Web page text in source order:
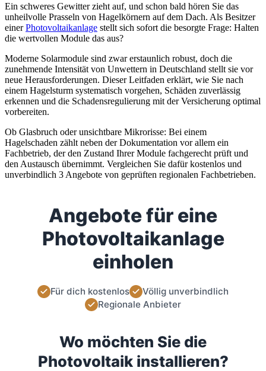
Ein schweres Gewitter zieht auf, und schon bald hören Sie das
unheilvolle Prasseln von Hagelkörnern auf dem Dach. Als Besitzer
einerPhotovoltaikanlage stellt sich sofort die besorgte Frage: Halten
die wertvollen Module das aus?
Moderne Solarmodule sind zwar erstaunlich robust, doch die
zunehmende Intensität von Unwettern in Deutschland stellt sie vor
neue Herausforderungen. Dieser Leitfaden erklärt, wie Sie nach
einem Hagelsturm systematisch vorgehen, Schäden zuverlässig
erkennen und die Schadensregulierung mit der Versicherung optimal
vorbereiten.
Ob Glasbruch oder unsichtbare Mikrorisse: Bei einem
Hagelschaden zählt neben der Dokumentation vor allem ein
Fachbetrieb, der den Zustand Ihrer Module fachgerecht prüft und
den Austausch übernimmt. Vergleichen Sie dafür kostenlos und
unverbindlich 3 Angebote von geprüften regionalen Fachbetrieben.
Angebote für eine
Photovoltaikanlage
einholen
Für dich kostenlos
Völlig unverbindlich
Regionale Anbieter
Wo möchten Sie die
Photovoltaik installieren?